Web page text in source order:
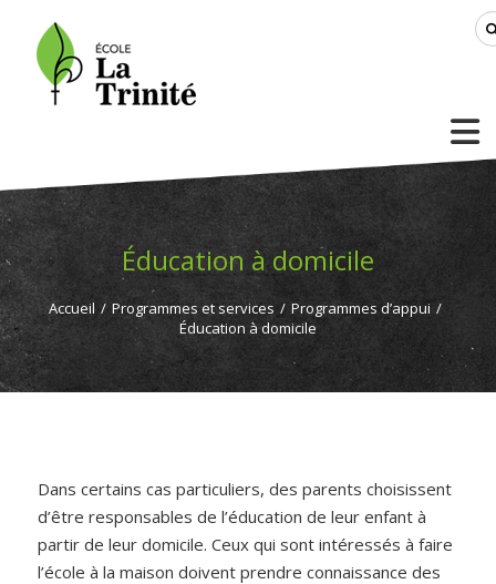
Éducation à domicile
Accueil / Programmes et services / Programmes d’appui /
Éducation à domicile
Dans certains cas particuliers, des parents choisissent
d’être responsables de l’éducation de leur enfant à
partir de leur domicile. Ceux qui sont intéressés à faire
l’école à la maison doivent prendre connaissance des